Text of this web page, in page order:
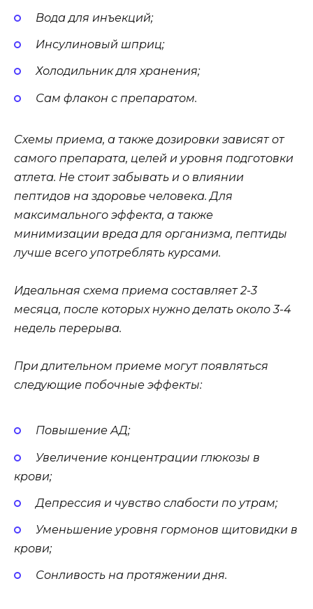
Вода для инъекций;
Инсулиновый шприц;
Холодильник для хранения;
Сам флакон с препаратом.
Схемы приема, а также дозировки зависят от
самого препарата, целей и уровня подготовки
атлета. Не стоит забывать и о влиянии
пептидов на здоровье человека. Для
максимального эффекта, а также
минимизации вреда для организма, пептиды
лучше всего употреблять курсами.
Идеальная схема приема составляет 2-3
месяца, после которых нужно делать около 3-4
недель перерыва.
При длительном приеме могут появляться
следующие побочные эффекты:
Повышение АД;
Увеличение концентрации глюкозы в
крови;
Депрессия и чувство слабости по утрам;
Уменьшение уровня гормонов щитовидки в
крови;
Сонливость на протяжении дня.